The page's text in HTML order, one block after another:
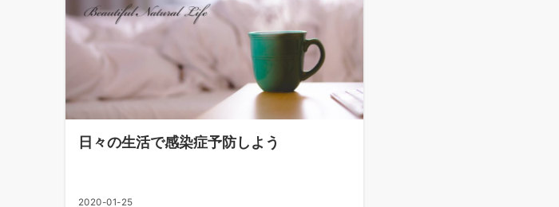
日々の生活で感染症予防しよう
2020-01-25